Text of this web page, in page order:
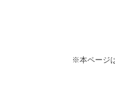
※本ページ